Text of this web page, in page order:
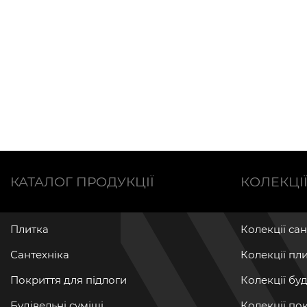
КАТАЛОГ ПРОДУКЦІЇ
Плитка
Сантехніка
Покриття для підлоги
КОЛЕКЦІЇ
Колекції
Колекції
Колекції